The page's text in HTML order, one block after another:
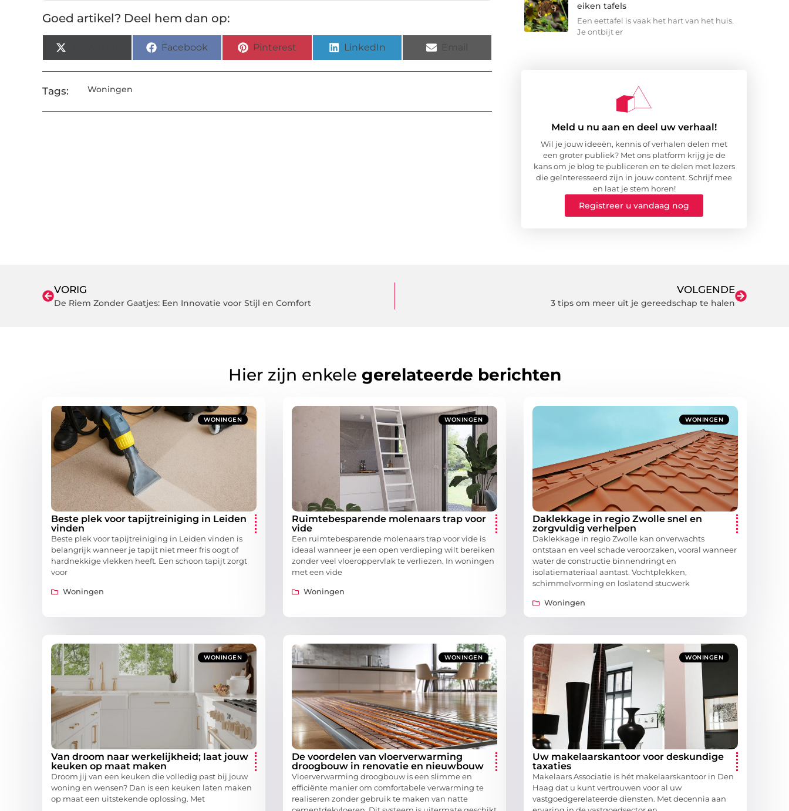
Goed artikel? Deel hem dan op:
Facebook Pinterest LinkedIn
Tags: Woningen
eiken tafels
Een eettafel is vaak het hart van het huis.
Je ontbijt er
Meld u nu aan en deel uw verhaal!
Wil je jouw ideeën, kennis of verhalen delen met
een groter publiek? Met ons platform krijg je de
kans om je blog te publiceren en te delen met lezers
die geïnteresseerd zijn in jouw content. Schrijf mee
en laat je stem horen!
Registreer u vandaag nog
VORIG
De Riem Zonder Gaatjes: Een Innovatie voor Stijl en Comfort
VOLGENDE
3 tips om meer uit je gereedschap te halen
Hier zijn enkele gerelateerde berichten
WONINGEN
Beste plek voor tapijtreiniging in Leiden
vinden
Beste plek voor tapijtreiniging in Leiden vinden is
belangrijk wanneer je tapijt niet meer fris oogt of
hardnekkige vlekken heeft. Een schoon tapijt zorgt
voor
Woningen
WONINGEN
Ruimtebesparende molenaars trap voor
vide
Een ruimtebesparende molenaars trap voor vide is
ideaal wanneer je een open verdieping wilt bereiken
zonder veel vloeroppervlak te verliezen. In woningen
met een vide
Woningen
WONINGEN
Daklekkage in regio Zwolle snel en
zorgvuldig verhelpen
Daklekkage in regio Zwolle kan onverwachts
ontstaan en veel schade veroorzaken, vooral wanneer
water de constructie binnendringt en
isolatiemateriaal aantast. Vochtplekken,
schimmelvorming en loslatend stucwerk
Woningen
WONINGEN
Van droom naar werkelijkheid; laat jouw
keuken op maat maken
Droom jij van een keuken die volledig past bij jouw
woning en wensen? Dan is een keuken laten maken
op maat een uitstekende oplossing. Met
WONINGEN
De voordelen van vloerverwarming
droogbouw in renovatie en nieuwbouw
Vloerverwarming droogbouw is een slimme en
efficiënte manier om comfortabele verwarming te
realiseren zonder gebruik te maken van natte
WONINGEN
Uw makelaarskantoor voor deskundige
taxaties
Makelaars Associatie is hét makelaarskantoor in Den
Haag dat u kunt vertrouwen voor al uw
vastgoedgerelateerde diensten. Met decennia aan